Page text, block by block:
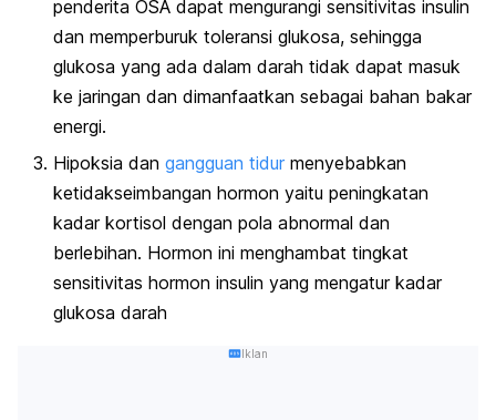
penderita OSA dapat mengurangi sensitivitas insulin
dan memperburuk toleransi glukosa, sehingga
glukosa yang ada dalam darah tidak dapat masuk
ke jaringan dan dimanfaatkan sebagai bahan bakar
energi.
Hipoksia dan gangguan tidur menyebabkan
ketidakseimbangan hormon yaitu peningkatan
kadar kortisol dengan pola abnormal dan
berlebihan. Hormon ini menghambat tingkat
sensitivitas hormon insulin yang mengatur kadar
glukosa darah
Iklan